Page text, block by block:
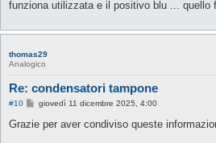
funziona utilizzata e il positivo blu ... quello
thomas29
Analogico
Re: condensatori tampone
#10
M
s
giovedì 11 dicembre 2025, 4:00
Grazie per aver condiviso queste